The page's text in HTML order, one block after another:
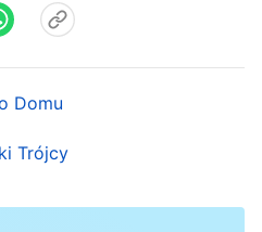
do nieba na
obłokami i ujrzy Go
Domu
Trójcy